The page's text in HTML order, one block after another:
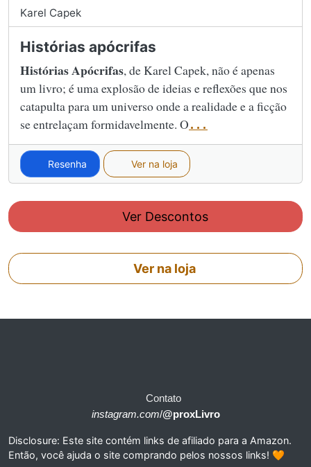
Karel Capek
Histórias apócrifas
Histórias Apócrifas, de Karel Capek, não é apenas
um livro; é uma explosão de ideias e reflexões que nos
catapulta para um universo onde a realidade e a ficção
se entrelaçam formidavelmente. O ...
Resenha Ver na loja
Ver Descontos
Ver na loja
Contato
instagram.com/@proxLivro
Disclosure: Este site contém links de afiliado para a Amazon.
Então, você ajuda o site comprando pelos nossos links! 🧡